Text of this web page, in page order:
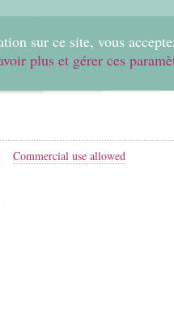
sur ce site, vous
plus et gérer ces
Commercial use allowed